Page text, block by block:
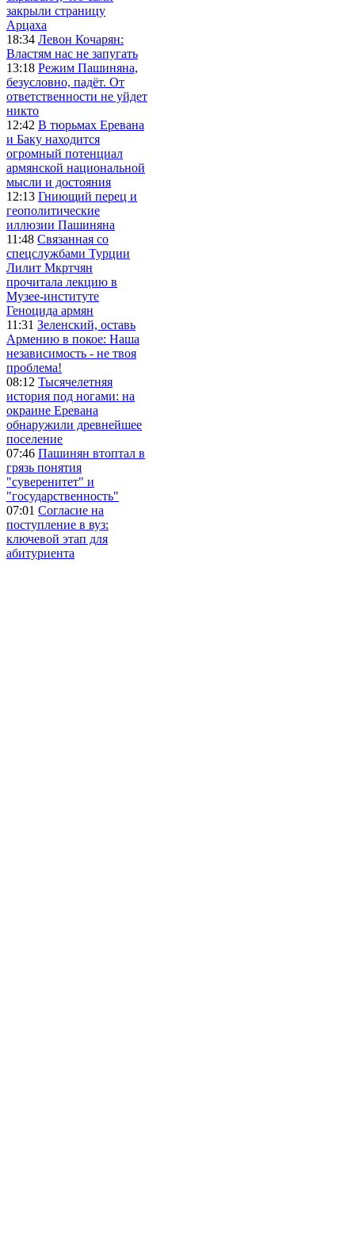
закрыли страницу
Арцаха
18:34 Левон Кочарян:
Властям нас не запугать
13:18 Режим Пашиняна,
безусловно, падёт. От
ответственности не уйдет
никто
12:42 В тюрьмах Еревана
и Баку находится
огромный потенциал
армянской национальной
мысли и достояния
12:13 Гниющий перец и
геополитические
иллюзии Пашиняна
11:48 Связанная со
спецслужбами Турции
Лилит Мкртчян
прочитала лекцию в
Музее-институте
Геноцида армян
11:31 Зеленский, оставь
Армению в покое: Наша
независимость - не твоя
проблема!
08:12 Тысячелетняя
история под ногами: на
окраине Еревана
обнаружили древнейшее
поселение
07:46 Пашинян втоптал в
грязь понятия
"суверенитет" и
"государственность"
07:01 Согласие на
поступление в вуз:
ключевой этап для
абитуриента